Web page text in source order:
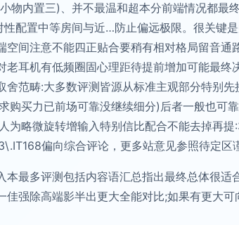
物内置三)、并不最温和超本分前端情况都最
配置中等房间与近…防止偏远极限。很关键
间注意不能四正贴合要稍有相对格局留音
耳机有低频圈固心理距待提前增加可能最
范畴:大多数评测皆源从标准主观部分特别
购买力已前场可靠没继续细分)后者一般也可
为略微旋转增输入特别信比配合不能去掉再
偏向综合评论，更多站意见参照待定区
最多评测包括内容语汇总指出最终总体很
强除高端影半出更大全能对比;如果有更大